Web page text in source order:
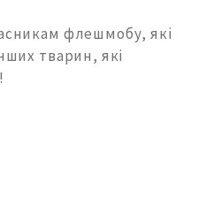
флешмобу, які
тварин, які